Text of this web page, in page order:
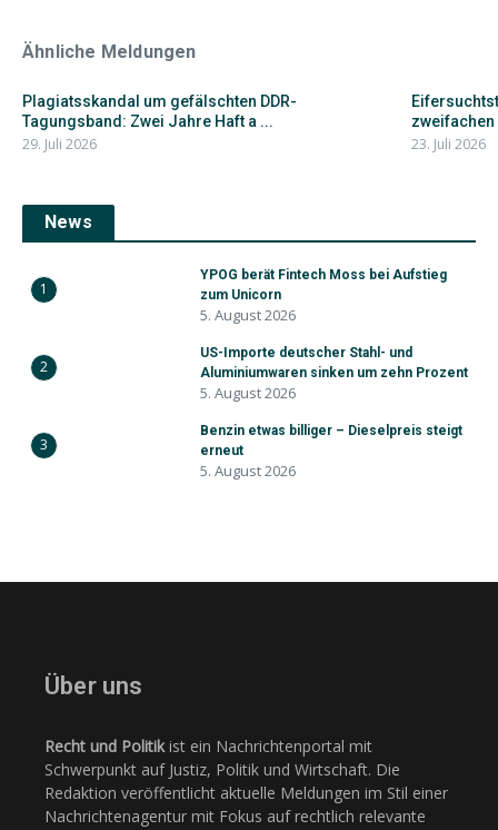
Ähnliche Meldungen
Plagiatsskandal um gefälschten DDR-
Tagungsband: Zwei Jahre Haft a ...
29. Juli 2026 23. Juli 2026
News
1
YPOG berät Fintech Moss bei Aufstieg
zum Unicorn
5. August 2026
2
US-Importe deutscher Stahl- und
Aluminiumwaren sinken um zehn Prozent
5. August 2026
3
Benzin etwas billiger – Dieselpreis steigt
erneut
5. August 2026
Über uns
Recht und Politikist ein Nachrichtenportal mit
Schwerpunkt auf Justiz, Politik und Wirtschaft. Die
Redaktion veröffentlicht aktuelle Meldungen im Stil einer
Nachrichtenagentur mit Fokus auf rechtlich relevante